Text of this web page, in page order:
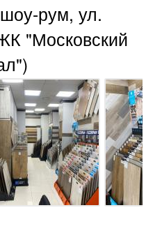
рум, ул.
"Московский